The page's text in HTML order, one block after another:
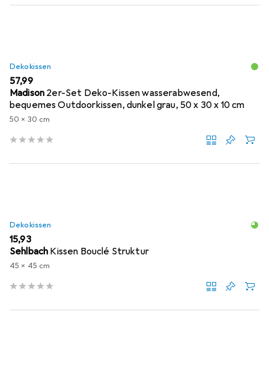
Dekokissen
EUR
57,99
Madison 2er-Set Deko-Kissen wasserabwesend,
bequemes Outdoorkissen, dunkel grau, 50 x 30 x 10 cm
50 x 30 cm
Dekokissen
EUR
15,93
Sehlbach Kissen Bouclé Struktur
45 x 45 cm